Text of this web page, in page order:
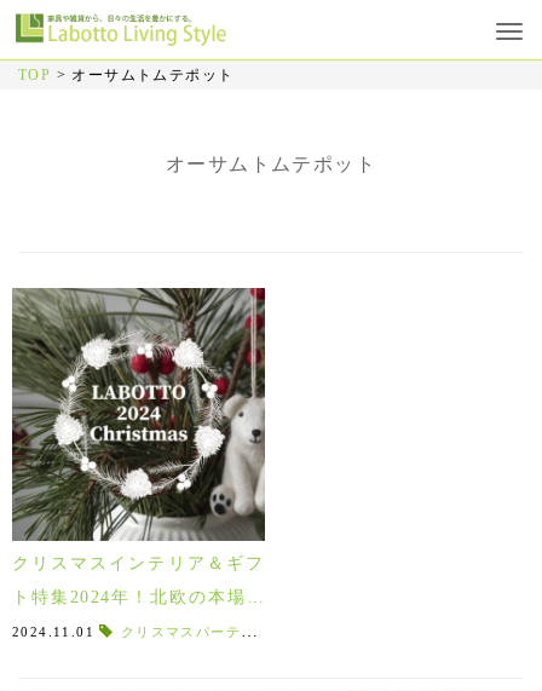
TOP > オーサムトムテポット
オーサムトムテポット
クリスマスインテリア＆ギフ
ト特集2024年！北欧の本場で
愛される雑貨＆食器でオシャ
2024.11.01 クリスマスパーティー